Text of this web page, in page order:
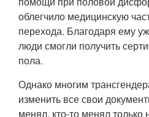
помощи при половой
облегчило медицинскую
перехода. Благодаря ему
люди смогли получить
пола.
Однако многим
изменить все свои